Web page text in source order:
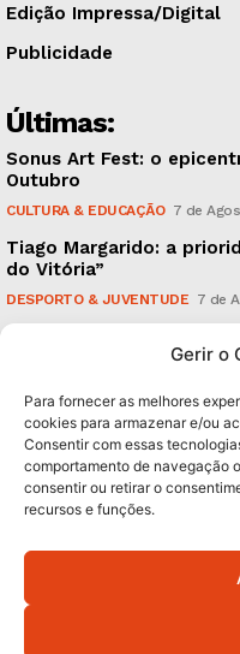
Gerir o
Para fornecer as melhores
cookies para armazenar e/ou
Consentir com essas
comportamento de navegação
consentir ou retirar o
recursos e funções.
Edição Impressa/Digital
Publicidade
Últimas:
Sonus Art Fest: o
Outubro
CULTURA & EDUCAÇÃO 7 de
Tiago Margarido: a
do Vitória”
DESPORTO & JUVENTUDE 7 de
caudais e antecipa
Subscreva
Política de